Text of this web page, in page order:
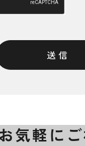
送信
気軽にご